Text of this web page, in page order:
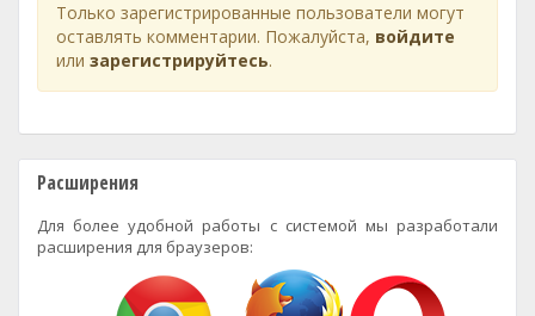
Только зарегистрированные пользователи могут
оставлять комментарии. Пожалуйста, войдите
или зарегистрируйтесь.
Расширения
Для более удобной работы с системой мы разработали
расширения для браузеров: